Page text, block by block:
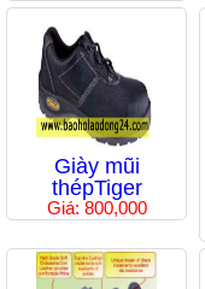
Giày mũi
thépTiger
Giá: 800,000